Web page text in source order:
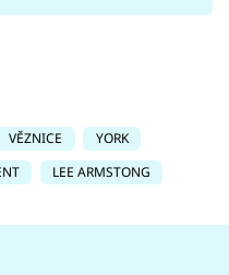
VĚZNICE
YORK
LEE ARMSTONG